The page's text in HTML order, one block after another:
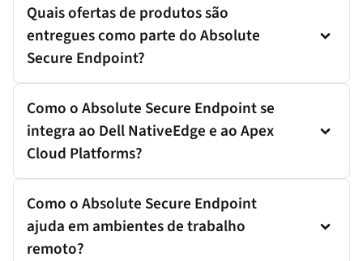
Quais ofertas de produtos são
entregues como parte do Absolute
Secure Endpoint?
Como o Absolute Secure Endpoint se
integra ao Dell NativeEdge e ao Apex
Cloud Platforms?
Como o Absolute Secure Endpoint
ajuda em ambientes de trabalho
remoto?